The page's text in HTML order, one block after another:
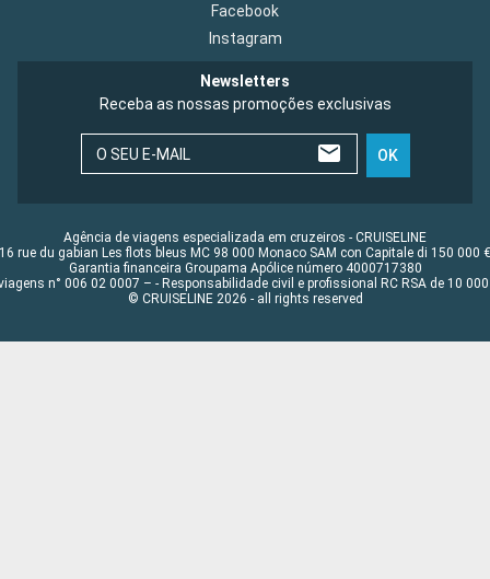
Facebook
Instagram
Newsletters
Receba as nossas promoções exclusivas
O SEU E-MAIL OK
Agência de viagens especializada em cruzeiros - CRUISELINE
16 rue du gabian Les flots bleus MC 98 000 Monaco SAM con Capitale di 150 000 €
Garantia financeira Groupama Apólice número 4000717380
n° 006 02 0007 – - Responsabilidade civil e profissional RC RSA de 10 000
© CRUISELINE 2026 - all rights reserved